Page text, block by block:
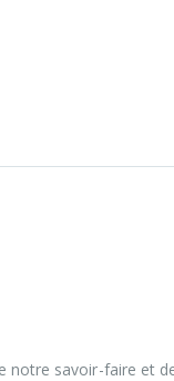
notre savoir-faire et